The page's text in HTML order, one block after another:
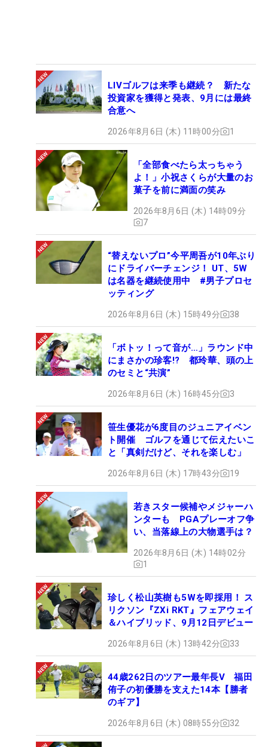
LIVゴルフは来季も継続？ 新たな
投資家を獲得と発表、9月には最終
合意へ
2026年8月6日 (木) 11時00分 1
「全部食べたら太っちゃう
よ！」小祝さくらが大量のお
菓子を前に満面の笑み
2026年8月6日 (木) 14時09分
7
“替えないプロ”今平周吾が10年ぶり
にドライバーチェンジ！ UT、5W
は名器を継続使用中 #男子プロセ
ッティング
2026年8月6日 (木) 15時49分 38
「ボトッ！って音が…」ラウンド中
にまさかの珍客!? 都玲華、頭の上
のセミと“共演”
2026年8月6日 (木) 16時45分 3
笹生優花が6度目のジュニアイベン
ト開催 ゴルフを通じて伝えたいこ
と「真剣だけど、それを楽しむ」
2026年8月6日 (木) 17時43分 19
若きスター候補やメジャーハ
ンターも PGAプレーオフ争
い、当落線上の大物選手は？
2026年8月6日 (木) 14時02分
1
珍しく松山英樹も5Wを即採用！ ス
リクソン『ZXi RKT』フェアウェイ
＆ハイブリッド、9月12日デビュー
2026年8月6日 (木) 13時42分 33
44歳262日のツアー最年長V 福田
侑子の初優勝を支えた14本【勝者
のギア】
2026年8月6日 (木) 08時55分 32